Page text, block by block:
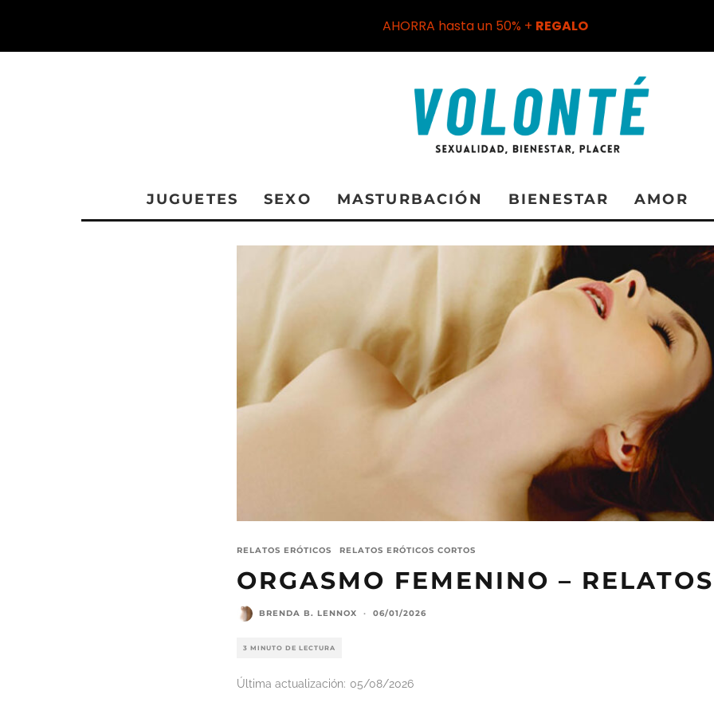
JUGUETES SEXO MASTURBACIÓN BIENESTAR AMOR
RELATOS ERÓTICOS RELATOS ERÓTICOS CORTOS
ORGASMO FEMENINO –
BRENDA B. LENNOX · 06/01/2026
3 MINUTO DE LECTURA
Última actualización: 05/08/2026
AHORRA hasta un 50% + REGALO